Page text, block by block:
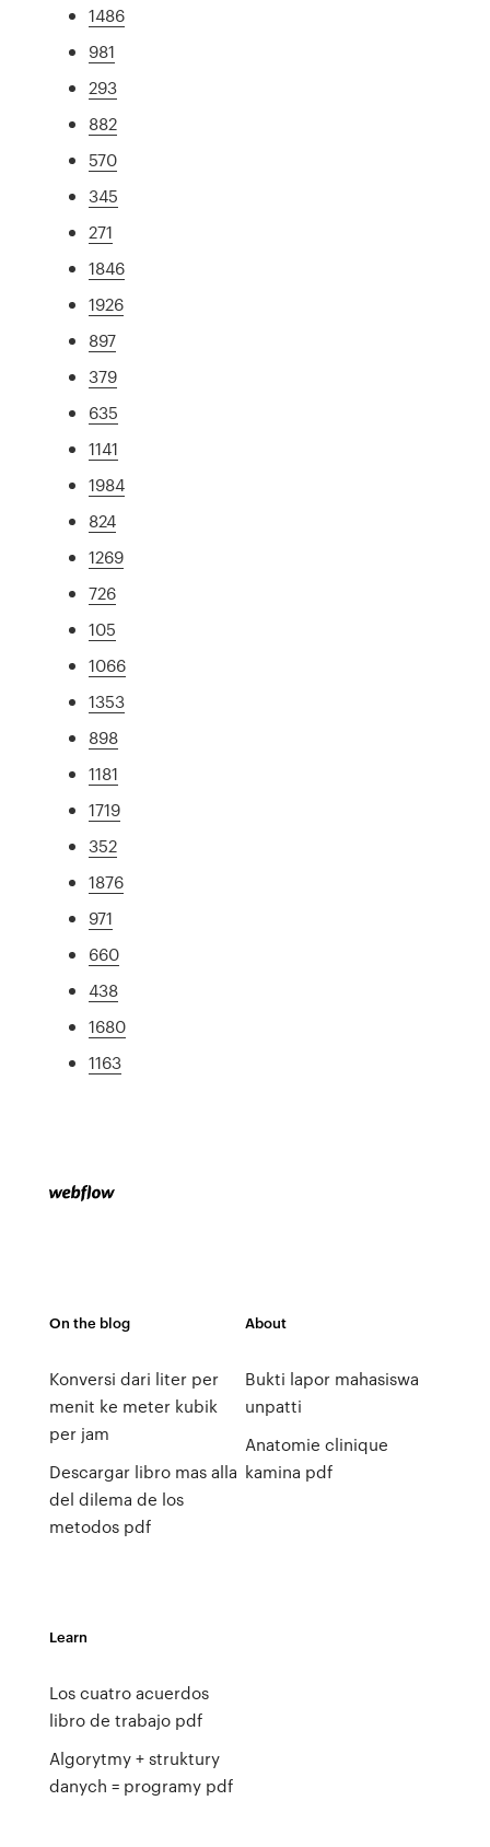
1486
981
293
882
570
345
271
1846
1926
897
379
635
1141
1984
824
1269
726
105
1066
1353
898
1181
1719
352
1876
971
660
438
1680
1163
On the blog
Konversi dari liter per
menit ke meter kubik
per jam
Descargar libro mas alla
del dilema de los
metodos pdf
About
Bukti lapor mahasiswa
unpatti
Anatomie clinique
kamina pdf
Learn
Los cuatro acuerdos
libro de trabajo pdf
Algorytmy + struktury
danych = programy pdf